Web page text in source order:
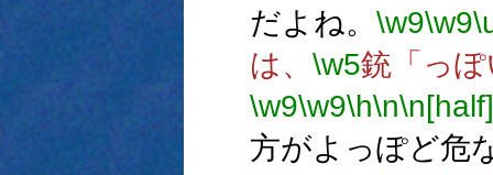
だよね。 \w9\w9
は、 \w5銃「っ
\w9\w9\h\n\n[half]
方がよっぽど危